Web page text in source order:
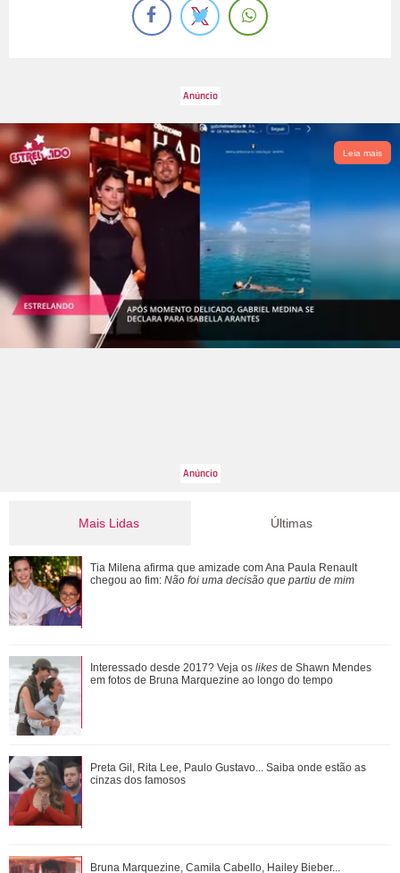
Leia mais
Mais Lidas
Bruna Marquezine, Camila Cabello, Hailey Bieber...
Relembre os amores - e affairs - de Shawn ...
Tia Milena pede indicação de dermatologista e web aponta
fim de amizade com Ana Paula Renau...
Além de Shawn Mendes... Relembre os famosos que já se
fantasiaram de Xuxa Meneghel
O nome dela deveria ser Pedra? Veja o que mais revelou a
Últimas
Tia Milena afirma que amizade com Ana Paula Renault
chegou ao fim: Não foi uma decisão que partiu de mim
Interessado desde 2017? Veja os likes de Shawn Mendes
em fotos de Bruna Marquezine ao longo do tempo
Preta Gil, Rita Lee, Paulo Gustavo... Saiba onde estão as
cinzas dos famosos
Bruna Marquezine, Camila Cabello, Hailey Bieber...